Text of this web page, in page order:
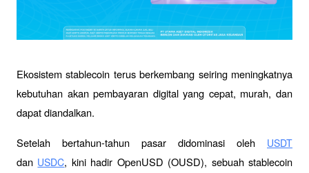
Ekosistem stablecoin terus berkembang seiring meningkatnya
kebutuhan akan pembayaran digital yang cepat, murah, dan
dapat diandalkan.
Setelah bertahun-tahun pasar didominasi oleh USDT
dan USDC, kini hadir OpenUSD (OUSD), sebuah stablecoin